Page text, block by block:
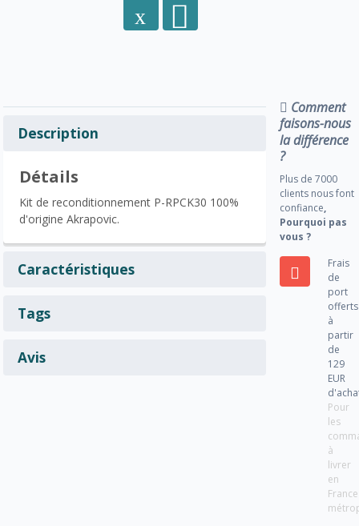
Description
Détails
Kit de reconditionnement P-RPCK30 100%
d'origine Akrapovic.
Caractéristiques
Tags
Avis
Comment
faisons-nous
la différence
?
Plus de 7000
clients nous font
confiance,
Pourquoi pas
vous ?
Frais
de
port
offerts
à
partir
de
129
EUR
Pour
les
à
livrer
en
France